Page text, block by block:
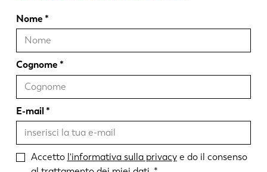
Nome
Cognome
E-mail
Accetto l'informativa sulla privacye do il consenso